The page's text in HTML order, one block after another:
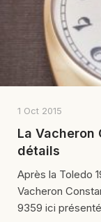
1 Oct 2015
La Vacheron
détails
Après la Toledo
Vacheron
9359 ici